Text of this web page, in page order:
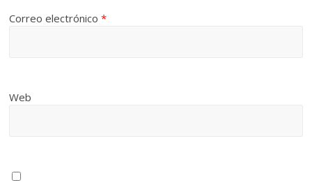
Correo electrónico*
Web